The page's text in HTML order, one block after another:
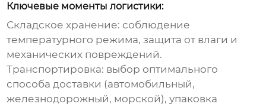
Ключевые моменты логистики:
Складское хранение: соблюдение
температурного режима, защита от влаги и
механических повреждений.
Транспортировка: выбор оптимального
способа доставки (автомобильный,
железнодорожный, морской), упаковка